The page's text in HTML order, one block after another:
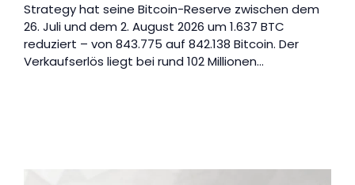
Strategy hat seine Bitcoin-Reserve zwischen dem
26. Juli und dem 2. August 2026 um 1.637 BTC
reduziert – von 843.775 auf 842.138 Bitcoin. Der
Verkaufserlös liegt bei rund 102 Millionen…